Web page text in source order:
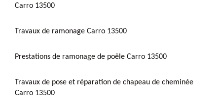
Carro 13500
Travaux de ramonage Carro 13500
Prestations de ramonage de poêle Carro 13500
Travaux de pose et réparation de chapeau de cheminée
Carro 13500